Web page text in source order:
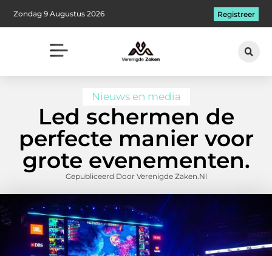
Zondag 9 Augustus 2026 Registreer
Nieuws en media
Led schermen de
perfecte manier voor
grote evenementen.
Gepubliceerd Door Verenigde Zaken.nl